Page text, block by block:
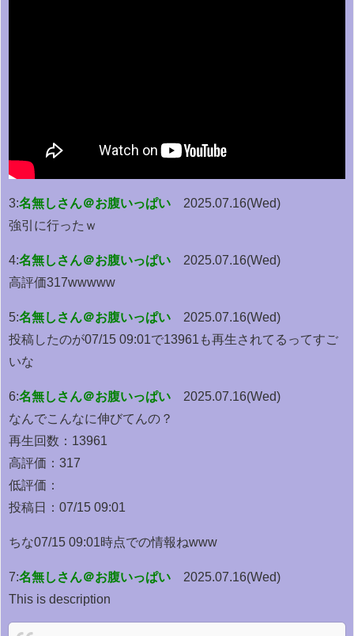
3:名無しさん＠お腹いっぱい
2025.07.16(Wed)
強引に行ったｗ
4:名無しさん＠お腹いっぱい
2025.07.16(Wed)
高評価317wwwww
5:名無しさん＠お腹いっぱい
2025.07.16(Wed)
投稿したのが07/15 09:01で13961も再生されてるってすご
いな
6:名無しさん＠お腹いっぱい
2025.07.16(Wed)
なんでこんなに伸びてんの？
再生回数：13961
高評価：317
低評価：
投稿日：07/15 09:01
ちな07/15 09:01時点での情報ねwww
7:名無しさん＠お腹いっぱい
2025.07.16(Wed)
This is description